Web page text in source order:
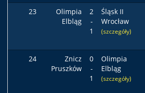
23
Olimpia
Elbląg
2
-
1
Śląsk II
Wrocław
(szczegóły)
24
Znicz
Pruszków
0
-
1
Olimpia
Elbląg
(szczegóły)